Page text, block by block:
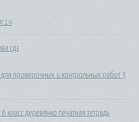
1ч
гдз
проверочных и контрольных работ 3
6 класс деревянко печатная тетрадь